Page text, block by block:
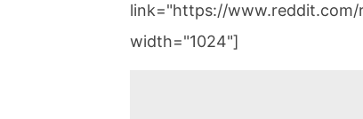
link="https://www.reddit.com/
width="1024"]